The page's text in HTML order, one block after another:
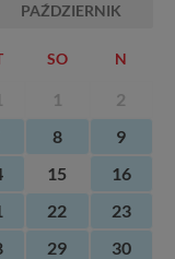
PAŹDZIERNIK
SO N
1
2
8
9
15
16
22
23
29
30